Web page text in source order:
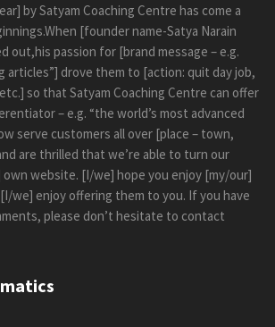
by Satyam Coaching Centre has come a
[founder name-Satya Narain
out,his passion for [brand message – e.g.
articles”] drove them to [action: quit day job,
so that Satyam Coaching Centre can offer
– e.g. “the world’s most advanced
serve customers all over [place – town,
are thrilled that we’re able to turn our
website. [I/we] hope you enjoy [my/our]
we] enjoy offering them to you. If you have
please don’t hesitate to contact